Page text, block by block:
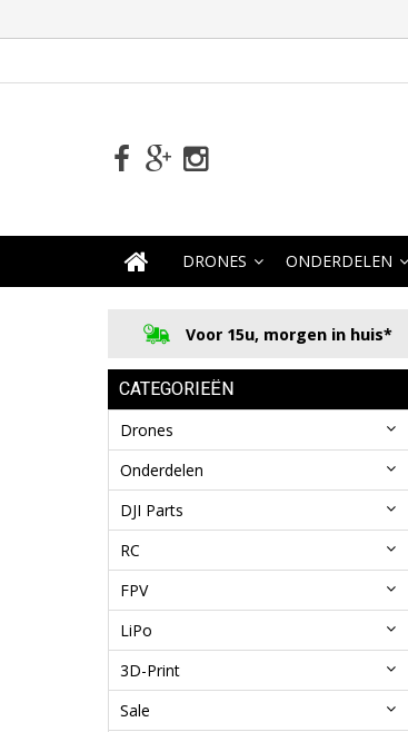
DRONES ONDERDELEN
Voor 15u, morgen in huis*
CATEGORIEËN
Drones
Onderdelen
DJI Parts
RC
FPV
LiPo
3D-Print
Sale